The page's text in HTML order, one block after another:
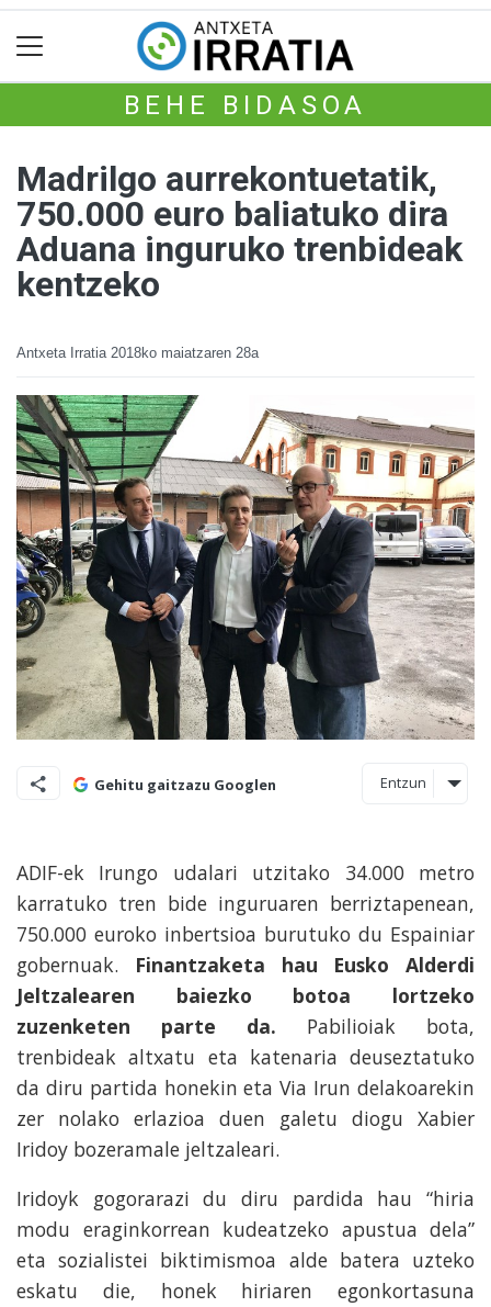
BEHE BIDASOA
Madrilgo aurrekontuetatik,
750.000 euro baliatuko dira
Aduana inguruko trenbideak
kentzeko
Antxeta Irratia 2018ko maiatzaren 28a
Gehitu gaitzazu Googlen Entzun
ADIF-ek Irungo udalari utzitako 34.000 metro
karratuko tren bide inguruaren berriztapenean,
750.000 euroko inbertsioa burutuko du Espainiar
gobernuak. Finantzaketa hau Eusko Alderdi
Jeltzalearen baiezko botoa lortzeko
zuzenketen parte da. Pabilioiak bota,
trenbideak altxatu eta katenaria deuseztatuko
da diru partida honekin eta Via Irun delakoarekin
zer nolako erlazioa duen galetu diogu Xabier
Iridoy bozeramale jeltzaleari.
Iridoyk gogorarazi du diru pardida hau “hiria
modu eraginkorrean kudeatzeko apustua dela”
eta sozialistei biktimismoa alde batera uzteko
eskatu die, honek hiriaren egonkortasuna